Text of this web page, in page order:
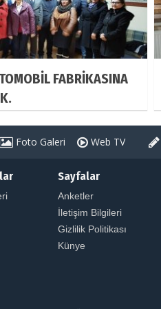
FABRİKASINA
Foto Galeri Web TV
Sayfalar
Anketler
İletişim Bilgileri
Gizlilik Politikası
Künye